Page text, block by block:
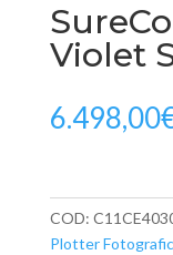
Violet
6.498,00
COD:
Plotter